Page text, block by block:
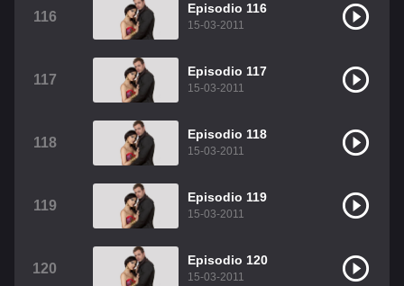
116
Episodio 116
15-03-2011
117
Episodio 117
15-03-2011
118
Episodio 118
15-03-2011
119
Episodio 119
15-03-2011
120
Episodio 120
15-03-2011